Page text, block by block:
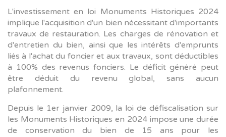
L'investissement en loi Monuments Historiques 2024
implique l'acquisition d'un bien nécessitant d'importants
travaux de restauration. Les charges de rénovation et
d'entretien du bien, ainsi que les intérêts d'emprunts
liés à l'achat du foncier et aux travaux, sont déductibles
à 100% des revenus fonciers. Le déficit généré peut
être déduit du revenu global, sans aucun
plafonnement.
Depuis le 1er janvier 2009, la loi de défiscalisation sur
les Monuments Historiques en 2024 impose une durée
de conservation du bien de 15 ans pour les